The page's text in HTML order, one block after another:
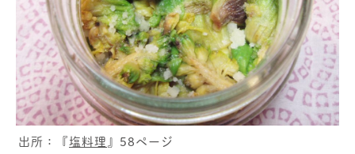
出所：『塩料理 』58ページ